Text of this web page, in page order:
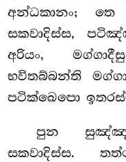
අන්ධකානං;
සකවාදිස්ස,
අරියං,
භවිතබ්බන්ති
පටික්ඛෙපො
පුන
සකවාදිස්ස.